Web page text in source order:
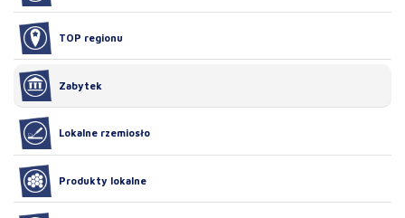
TOP regionu
Zabytek
Lokalne rzemiosło
Produkty lokalne